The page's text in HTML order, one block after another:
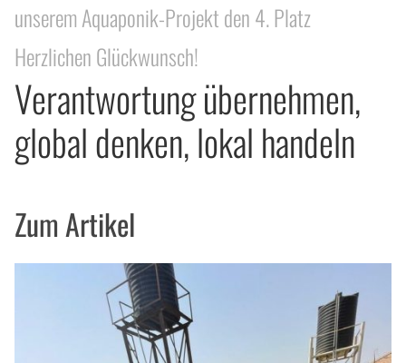
unserem Aquaponik-Projekt den 4. Platz
Herzlichen Glückwunsch!
Verantwortung übernehmen,
global denken, lokal handeln
Zum Artikel